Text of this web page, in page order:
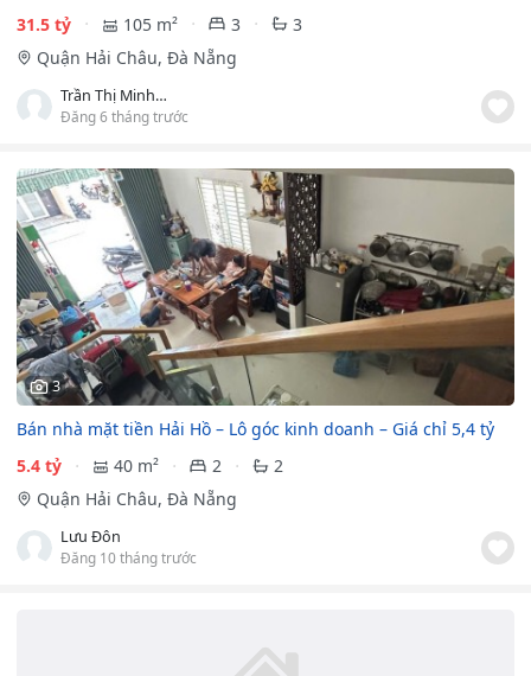
31.5 tỷ
105 m² 3
3
Quận Hải Châu, Đà Nẵng
Trần Thị Minh Thương
Đăng 6 tháng trước
3
Bán nhà mặt tiền Hải Hồ – Lô góc kinh doanh – Giá chỉ 5,4 tỷ
5.4 tỷ
40 m² 2
2
Quận Hải Châu, Đà Nẵng
Lưu Đôn
Đăng 10 tháng trước